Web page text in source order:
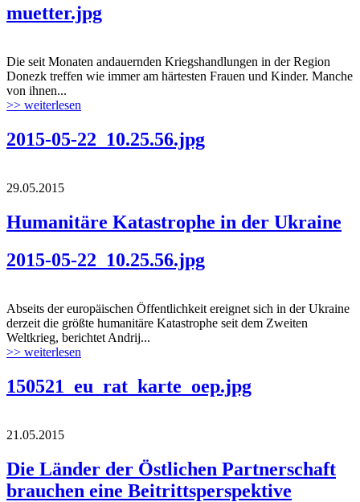
muetter.jpg
Die seit Monaten andauernden Kriegshandlungen in der Region
Donezk treffen wie immer am härtesten Frauen und Kinder. Manche
von ihnen...
>> weiterlesen
2015-05-22_10.25.56.jpg
29.05.2015
Humanitäre Katastrophe in der Ukraine
2015-05-22_10.25.56.jpg
Abseits der europäischen Öffentlichkeit ereignet sich in der Ukraine
derzeit die größte humanitäre Katastrophe seit dem Zweiten
Weltkrieg, berichtet Andrij...
>> weiterlesen
150521_eu_rat_karte_oep.jpg
21.05.2015
Die Länder der Östlichen Partnerschaft
brauchen eine Beitrittsperspektive